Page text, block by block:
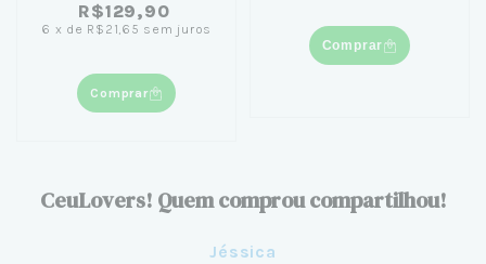
R$129,90
6 x de R$21,65 sem juros
Comprar
Comprar
CeuLovers! Quem comprou compartilhou!
Jéssica